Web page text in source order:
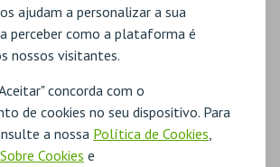
ajudam a personalizar a sua
perceber como a plataforma é
nossos visitantes.
concorda com o
de cookies no seu dispositivo. Para
a nossa Política de Cookies,
Cookies e